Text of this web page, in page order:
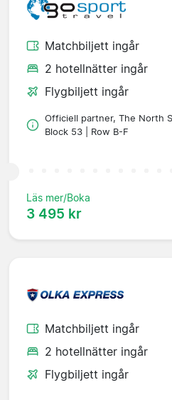
Matchbiljett ingår
2 hotellnätter ingår
Flygbiljett ingår
Officiell partner, The North
Block 53 | Row B-F
Läs mer/Boka
3 495 kr
Matchbiljett ingår
2 hotellnätter ingår
Flygbiljett ingår